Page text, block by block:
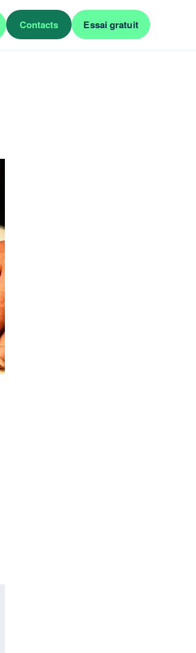
Contacts Essai gratuit